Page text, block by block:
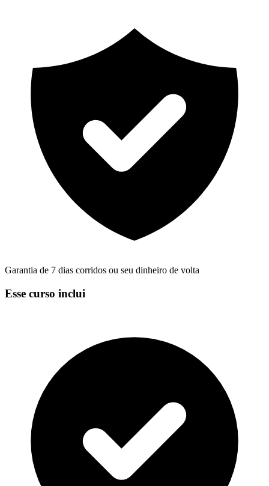
Garantia de 7 dias corridos ou seu dinheiro de volta
Esse curso inclui